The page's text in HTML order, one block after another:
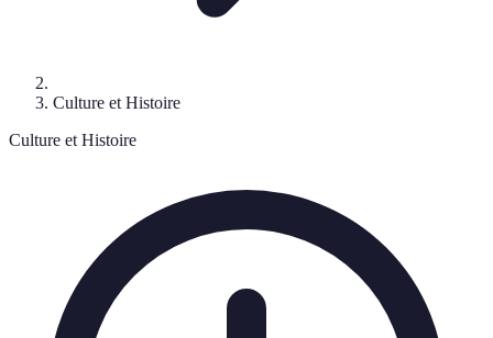
Culture et Histoire
Culture et Histoire